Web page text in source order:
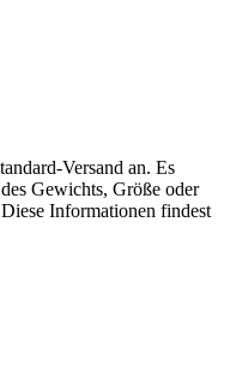
Versand an. Es
Gewichts, Größe oder
Informationen findest